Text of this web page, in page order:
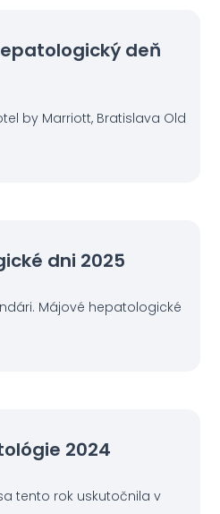
deň
by Marriott, Bratislava Old
dni 2025
Májové hepatologické
2024
tento rok uskutočnila v